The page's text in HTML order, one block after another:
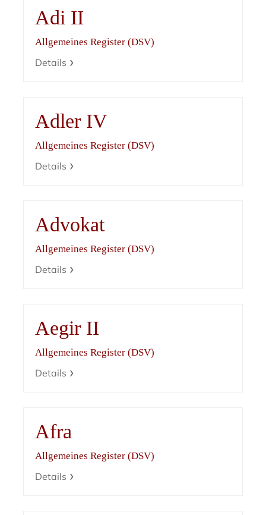
Adi II
Allgemeines Register (DSV)
Details
Adler IV
Allgemeines Register (DSV)
Details
Advokat
Allgemeines Register (DSV)
Details
Aegir II
Allgemeines Register (DSV)
Details
Afra
Allgemeines Register (DSV)
Details